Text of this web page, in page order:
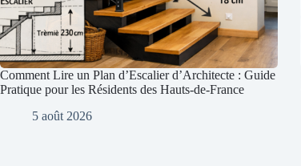
Comment Lire un Plan d’Escalier d’Architecte : Guide
Pratique pour les Résidents des Hauts-de-France
5 août 2026